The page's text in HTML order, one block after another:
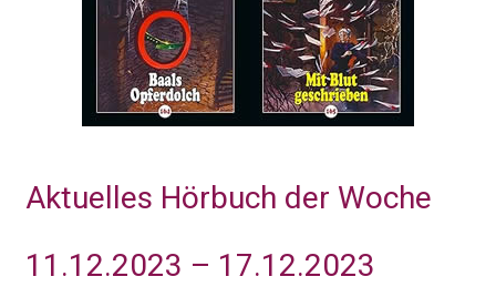
Aktuelles Hörbuch der Woche
11.12.2023 – 17.12.2023